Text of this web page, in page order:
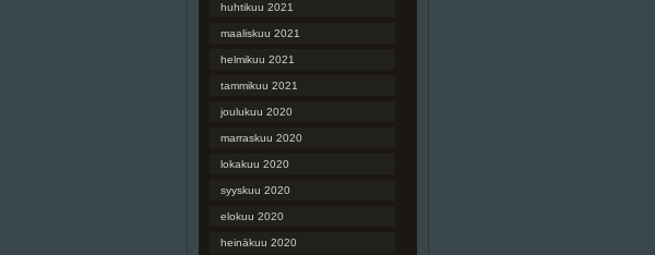
huhtikuu 2021
maaliskuu 2021
helmikuu 2021
tammikuu 2021
joulukuu 2020
marraskuu 2020
lokakuu 2020
syyskuu 2020
elokuu 2020
heinäkuu 2020